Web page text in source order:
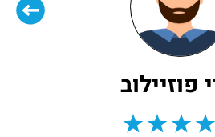
פוזיילוב